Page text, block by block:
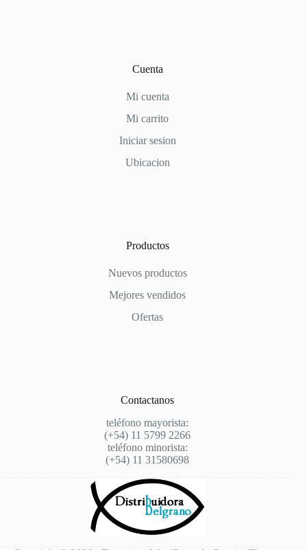
Cuenta
Mi cuenta
Mi carrito
Iniciar sesion
Ubicacion
Productos
Nuevos productos
Mejores vendidos
Ofertas
Contactanos
teléfono mayorista:
(+54) 11 5799 2266
teléfono minorista:
(+54) 11 31580698